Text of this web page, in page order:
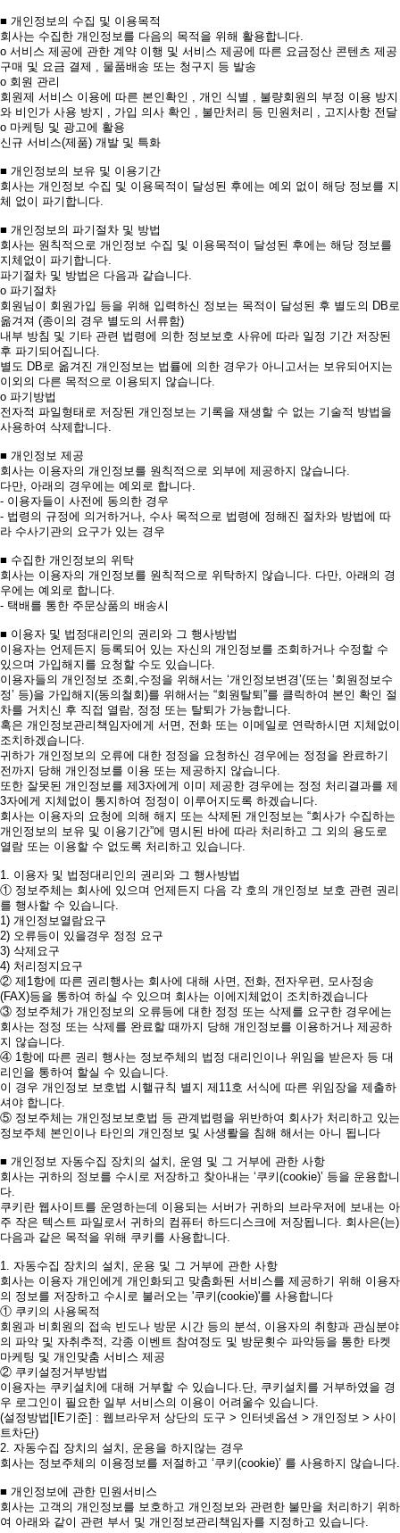
■ 개인정보의 수집 및 이용목적
회사는 수집한 개인정보를 다음의 목적을 위해 활용합니다.
ο 서비스 제공에 관한 계약 이행 및 서비스 제공에 따른 요금정산 콘텐츠 제공
구매 및 요금 결제 , 물품배송 또는 청구지 등 발송
ο 회원 관리
회원제 서비스 이용에 따른 본인확인 , 개인 식별 , 불량회원의 부정 이용 방지
와 비인가 사용 방지 , 가입 의사 확인 , 불만처리 등 민원처리 , 고지사항 전달
ο 마케팅 및 광고에 활용
신규 서비스(제품) 개발 및 특화
■ 개인정보의 보유 및 이용기간
회사는 개인정보 수집 및 이용목적이 달성된 후에는 예외 없이 해당 정보를 지
체 없이 파기합니다.
■ 개인정보의 파기절차 및 방법
회사는 원칙적으로 개인정보 수집 및 이용목적이 달성된 후에는 해당 정보를
지체없이 파기합니다.
파기절차 및 방법은 다음과 같습니다.
ο 파기절차
회원님이 회원가입 등을 위해 입력하신 정보는 목적이 달성된 후 별도의 DB로
옮겨져 (종이의 경우 별도의 서류함)
내부 방침 및 기타 관련 법령에 의한 정보보호 사유에 따라 일정 기간 저장된
후 파기되어집니다.
별도 DB로 옮겨진 개인정보는 법률에 의한 경우가 아니고서는 보유되어지는
이외의 다른 목적으로 이용되지 않습니다.
ο 파기방법
전자적 파일형태로 저장된 개인정보는 기록을 재생할 수 없는 기술적 방법을
사용하여 삭제합니다.
■ 개인정보 제공
회사는 이용자의 개인정보를 원칙적으로 외부에 제공하지 않습니다.
다만, 아래의 경우에는 예외로 합니다.
- 이용자들이 사전에 동의한 경우
- 법령의 규정에 의거하거나, 수사 목적으로 법령에 정해진 절차와 방법에 따
라 수사기관의 요구가 있는 경우
■ 수집한 개인정보의 위탁
회사는 이용자의 개인정보를 원칙적으로 위탁하지 않습니다. 다만, 아래의 경
우에는 예외로 합니다.
- 택배를 통한 주문상품의 배송시
■ 이용자 및 법정대리인의 권리와 그 행사방법
이용자는 언제든지 등록되어 있는 자신의 개인정보를 조회하거나 수정할 수
있으며 가입해지를 요청할 수도 있습니다.
이용자들의 개인정보 조회,수정을 위해서는 ‘개인정보변경’(또는 ‘회원정보수
정’ 등)을 가입해지(동의철회)를 위해서는 “회원탈퇴”를 클릭하여 본인 확인 절
차를 거치신 후 직접 열람, 정정 또는 탈퇴가 가능합니다.
혹은 개인정보관리책임자에게 서면, 전화 또는 이메일로 연락하시면 지체없이
조치하겠습니다.
귀하가 개인정보의 오류에 대한 정정을 요청하신 경우에는 정정을 완료하기
전까지 당해 개인정보를 이용 또는 제공하지 않습니다.
또한 잘못된 개인정보를 제3자에게 이미 제공한 경우에는 정정 처리결과를 제
3자에게 지체없이 통지하여 정정이 이루어지도록 하겠습니다.
회사는 이용자의 요청에 의해 해지 또는 삭제된 개인정보는 “회사가 수집하는
개인정보의 보유 및 이용기간”에 명시된 바에 따라 처리하고 그 외의 용도로
열람 또는 이용할 수 없도록 처리하고 있습니다.
1. 이용자 및 법정대리인의 권리와 그 행사방법
① 정보주체는 회사에 있으며 언제든지 다음 각 호의 개인정보 보호 관련 권리
를 행사할 수 있습니다.
1) 개인정보열람요구
2) 오류등이 있을경우 정정 요구
3) 삭제요구
4) 처리정지요구
② 제1항에 따른 권리행사는 회사에 대해 사면, 전화, 전자우편, 모사정송
(FAX)등을 통하여 하실 수 있으며 회사는 이에지체없이 조치하겠습니다
③ 정보주체가 개인정보의 오류등에 대한 정정 또는 삭제를 요구한 경우에는
회사는 정정 또는 삭제를 완료할 때까지 당해 개인정보를 이용하거나 제공하
지 않습니다.
④ 1항에 따른 권리 행사는 정보주체의 법정 대리인이나 위임을 받은자 등 대
리인을 통하여 할실 수 있습니다.
이 경우 개인정보 보호법 시핼규칙 별지 제11호 서식에 따른 위임장을 제출하
셔야 합니다.
⑤ 정보주체는 개인정보보호법 등 관계법령을 위반하여 회사가 처리하고 있는
정보주체 본인이나 타인의 개인정보 및 사생뢀을 침해 해서는 아니 됩니다
■ 개인정보 자동수집 장치의 설치, 운영 및 그 거부에 관한 사항
회사는 귀하의 정보를 수시로 저장하고 찾아내는 ‘쿠키(cookie)’ 등을 운용합니
다.
쿠키란 웹사이트를 운영하는데 이용되는 서버가 귀하의 브라우저에 보내는 아
주 작은 텍스트 파일로서 귀하의 컴퓨터 하드디스크에 저장됩니다. 회사은(는)
다음과 같은 목적을 위해 쿠키를 사용합니다.
1. 자동수집 장치의 설치, 운용 및 그 거부에 관한 사항
회사는 이용자 개인에게 개인화되고 맞춤화된 서비스를 제공하기 위해 이용자
의 정보를 저장하고 수시로 불러오는 '쿠키(cookie)'를 사용합니다
① 쿠키의 사용목적
회원과 비회원의 접속 빈도나 방문 시간 등의 분석, 이용자의 취향과 관심분야
의 파악 및 자취추적, 각종 이벤트 참여정도 및 방문횟수 파악등을 통한 타켓
마케팅 및 개인맞춤 서비스 제공
② 쿠키설정거부방법
이용자는 쿠키설치에 대해 거부할 수 있습니다.단, 쿠키설치를 거부하였을 경
우 로그인이 필요한 일부 서비스의 이용이 어려울수 있습니다.
(설정방법[IE기준] : 웹브라우저 상단의 도구 > 인터넷옵션 > 개인정보 > 사이
트차단)
2. 자동수집 장치의 설치, 운용을 하지않는 경우
회사는 정보주체의 이용정보를 저절하고 ‘쿠키(cookie)’ 를 사용하지 않습니다.
■ 개인정보에 관한 민원서비스
회사는 고객의 개인정보를 보호하고 개인정보와 관련한 불만을 처리하기 위하
여 아래와 같이 관련 부서 및 개인정보관리책임자를 지정하고 있습니다.